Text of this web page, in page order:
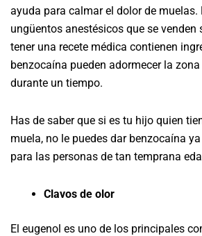
ayuda para calmar el dolor de muelas.
ungüentos anestésicos que se venden
tener una recete médica contienen
benzocaína pueden adormecer la
durante un tiempo.
Has de saber que si es tu hijo quien
muela, no le puedes dar benzocaína
para las personas de tan temprana
Clavos de olor
El eugenol es uno de los principales